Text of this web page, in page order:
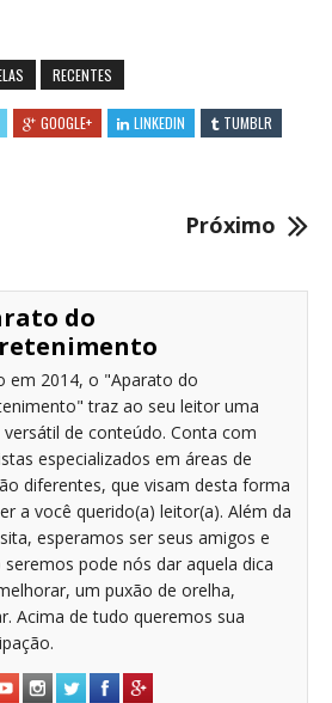
RECENTES
GOOGLE+ LINKEDIN
TUMBLR
Próximo
do
em 2014, o "Aparato do
traz ao seu leitor uma
versátil de conteúdo. Conta com
especializados em áreas de
diferentes, que visam desta forma
a você querido(a) leitor(a). Além da
esperamos ser seus amigos e
pode nós dar aquela dica
um puxão de orelha,
Acima de tudo queremos sua